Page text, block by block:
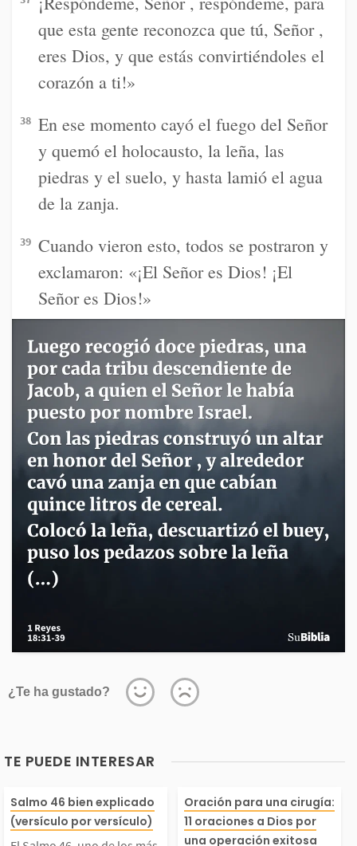
que esta gente reconozca que tú, Señor ,
eres Dios, y que estás convirtiéndoles el
corazón a ti!»
38 En ese momento cayó el fuego del Señor
y quemó el holocausto, la leña, las
piedras y el suelo, y hasta lamió el agua
de la zanja.
39 Cuando vieron esto, todos se postraron y
exclamaron: «¡El Señor es Dios! ¡El
Señor es Dios!»
¿Te ha gustado?
TE PUEDE INTERESAR
Salmo 46, uno de l
Salmo 46 bien explicado
(versículo por versículo)
El tiempo
Oración para una cirugía:
11 oraciones a Dios por
una operación exitosa